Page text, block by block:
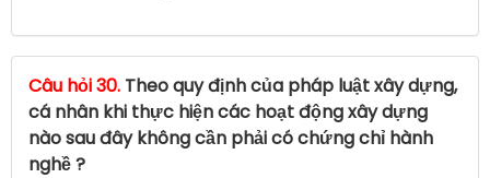
Câu hỏi 30. Theo quy định của pháp luật xây dựng,
cá nhân khi thực hiện các hoạt động xây dựng
nào sau đây không cần phải có chứng chỉ hành
nghề ?